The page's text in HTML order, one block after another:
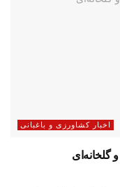
اخبار کشاورزی و باغبانی